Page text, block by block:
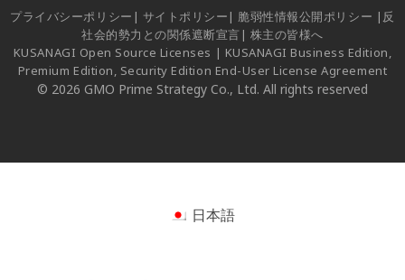
プライバシーポリシー | サイトポリシー | 脆弱性情報公開ポリシー | 反
社会的勢力との関係遮断宣言 | 株主の皆様へ
KUSANAGI Open Source Licenses | KUSANAGI Business Edition,
Premium Edition, Security Edition End-User License Agreement
© 2026 GMO Prime Strategy Co., Ltd. All rights reserved
日本語